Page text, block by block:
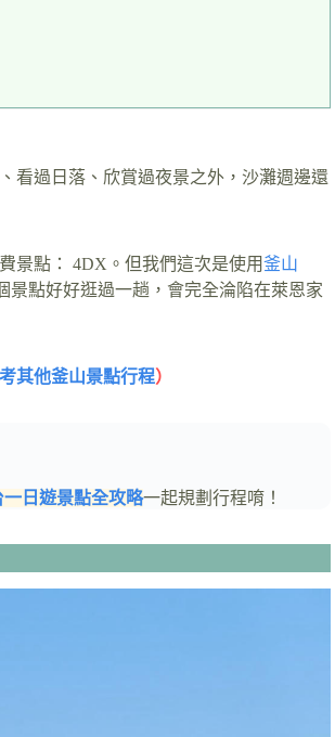
看過日落、欣賞過夜景之外，沙灘週邊還
景點： 4DX。但我們這次是使用釜山
景點好好逛過一趟，會完全淪陷在萊恩家
其他釜山景點行程）
一日遊景點全攻略一起規劃行程唷！